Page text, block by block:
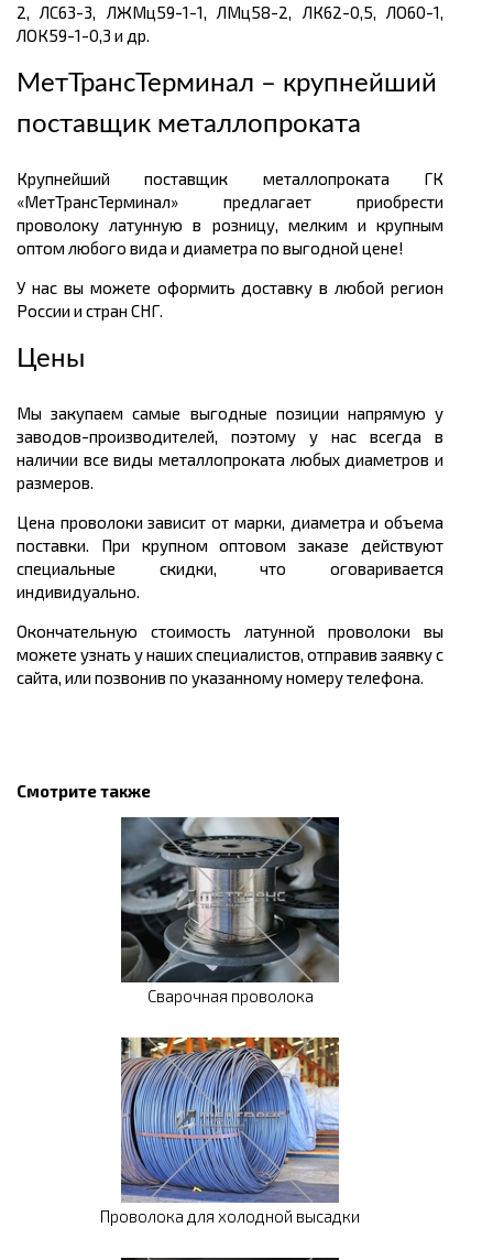
2, ЛС63-3, ЛЖМц59-1-1, ЛМц58-2, ЛК62-0,5, ЛО60-1,
ЛОК59-1-0,3 и др.
МетТрансТерминал – крупнейший
поставщик металлопроката
Крупнейший поставщик металлопроката ГК
«МетТрансТерминал» предлагает приобрести
проволоку латунную в розницу, мелким и крупным
оптом любого вида и диаметра по выгодной цене!
У нас вы можете оформить доставку в любой регион
России и стран СНГ.
Цены
Мы закупаем самые выгодные позиции напрямую у
заводов-производителей, поэтому у нас всегда в
наличии все виды металлопроката любых диаметров и
размеров.
Цена проволоки зависит от марки, диаметра и объема
поставки. При крупном оптовом заказе действуют
специальные скидки, что оговаривается
индивидуально.
Окончательную стоимость латунной проволоки вы
можете узнать у наших специалистов, отправив заявку с
сайта, или позвонив по указанному номеру телефона.
Смотрите также
Сварочная проволока
Проволока для холодной высадки